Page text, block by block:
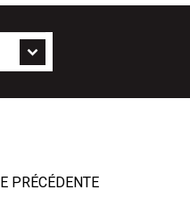
PRÉCÉDENTE